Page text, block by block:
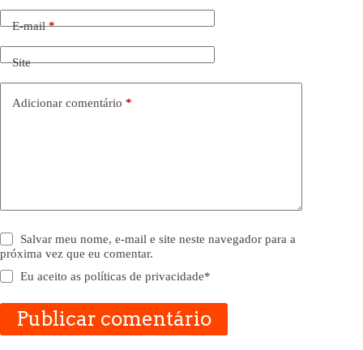
E-mail*
Site
Adicionar comentário *
Salvar meu nome, e-mail e site neste navegador para a
próxima vez que eu comentar.
Eu aceito aspolíticas de privacidade*
Publicar comentário